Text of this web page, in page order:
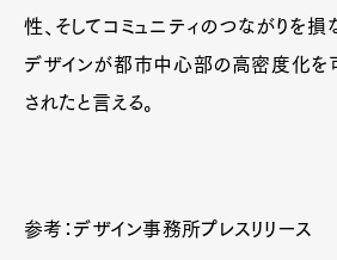
性、そしてコミュニティのつながりを損
デザインが都市中心部の高密度化を
されたと言える。
参考：デザイン事務所プレスリリース